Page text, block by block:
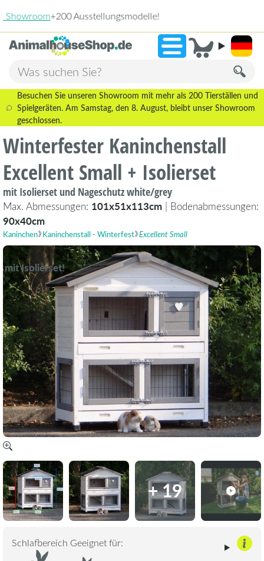
»2.238
Besuchen Sie unseren Showroom mit mehr als 200 Tierställen und
Spielgeräten. Am Samstag, den 8. August, bleibt unser Showroom
geschlossen.
Winterfester Kaninchenstall
Excellent Small + Isolierset
mit Isolierset und Nageschutz white/grey
Max. Abmessungen: 101x51x113cm | Bodenabmessungen:
90x40cm
Kaninchen Kaninchenstall - Winterfest Excellent Small
mit Isolierset!
+ 19
Schlafbereich Geeignet für: